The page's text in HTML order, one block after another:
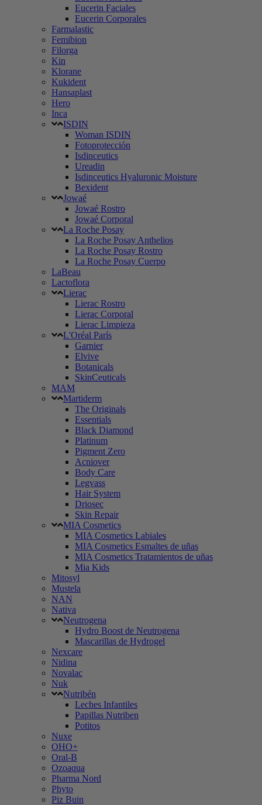
Eucerin Faciales
Eucerin Corporales
Farmalastic
Femibion
Filorga
Kin
Klorane
Kukident
Hansaplast
Hero
Inca
ISDIN
Woman ISDIN
Fotoprotección
Isdinceutics
Ureadin
Isdinceutics Hyaluronic Moisture
Bexident
Jowaé
Jowaé Rostro
Jowaé Corporal
La Roche Posay
La Roche Posay Anthelios
La Roche Posay Rostro
La Roche Posay Cuerpo
LaBeau
Lactoflora
Lierac
Lierac Rostro
Lierac Corporal
Lierac Limpieza
L'Oréal París
Garnier
Elvive
Botanicals
SkinCeuticals
MAM
Martiderm
The Originals
Essentials
Black Diamond
Platinum
Pigment Zero
Acniover
Body Care
Legvass
Hair System
Driosec
Skin Repair
MIA Cosmetics
MIA Cosmetics Labiales
MIA Cosmetics Esmaltes de uñas
MIA Cosmetics Tratamientos de uñas
Mia Kids
Mitosyl
Mustela
NAN
Nativa
Neutrogena
Hydro Boost de Neutrogena
Mascarillas de Hydrogel
Nexcare
Nidina
Novalac
Nuk
Nutribén
Leches Infantiles
Papillas Nutriben
Potitos
Nuxe
OHO+
Oral-B
Ozoaqua
Pharma Nord
Phyto
Piz Buin